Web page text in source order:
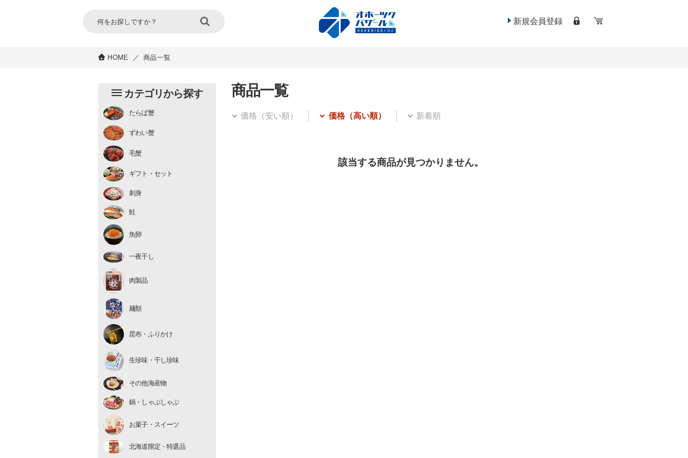
新規会員登録
HOME ／ 商品一覧
カテゴリから探す
たらば蟹
チルド
むき身 ずわい蟹
むき身
生冷凍 毛蟹
チルド
ギフト・セット
刺身
鮭
魚卵
いくら
たらこ・明太子
数の子
一夜干し
肉製品
麺類
昆布・ふりかけ
生珍味・干し珍味
生珍味
干し珍味
その他海産物
鍋・しゃぶしゃぶ
お菓子・スイーツ
北海道限定・特選品
商品一覧
価格（安い順） 価格（高い順） 新着順
該当する商品が見つかりません。